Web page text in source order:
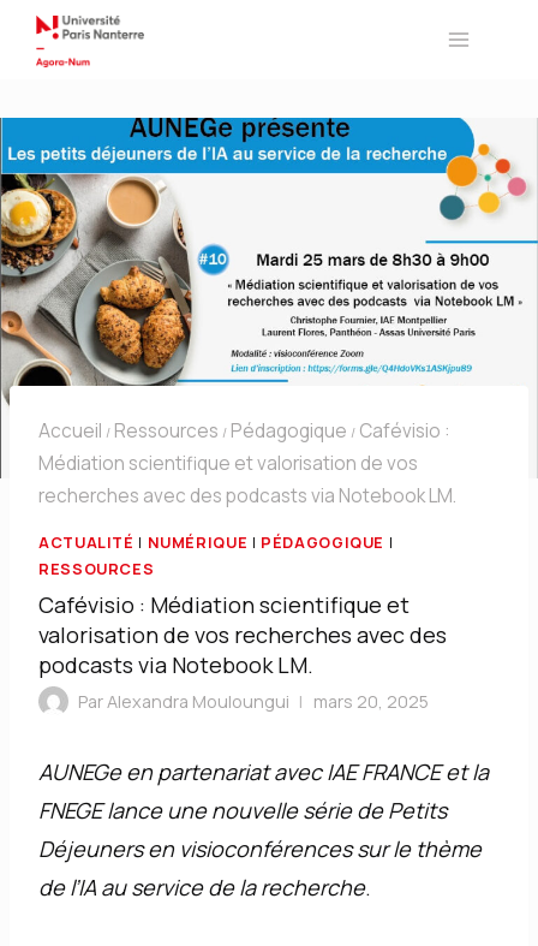
Aller
Accueil / Ressources / Pédagogique / Cafévisio :
Médiation scientifique et valorisation de vos
recherches avec des podcasts via Notebook LM.
ACTUALITÉ | NUMÉRIQUE | PÉDAGOGIQUE |
RESSOURCES
Cafévisio : Médiation scientifique et
valorisation de vos recherches avec des
podcasts via Notebook LM.
ParAlexandra Mouloungui mars 20, 2025
AUNEGe en partenariat avec IAE FRANCE et la
FNEGE lance une nouvelle série de Petits
Déjeuners en visioconférences sur le thème
de l’IA au service de la recherche.